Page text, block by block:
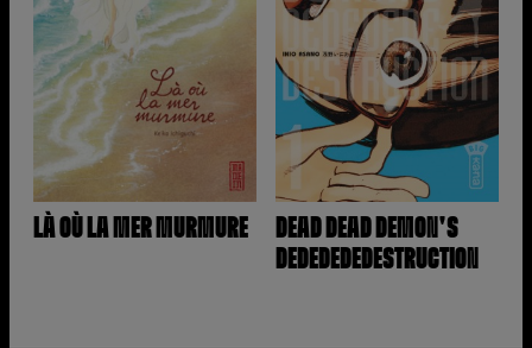
LÀ OÙ LA MER MURMURE
DEAD DEAD DEMON'S
DEDEDEDEDESTRUCTION